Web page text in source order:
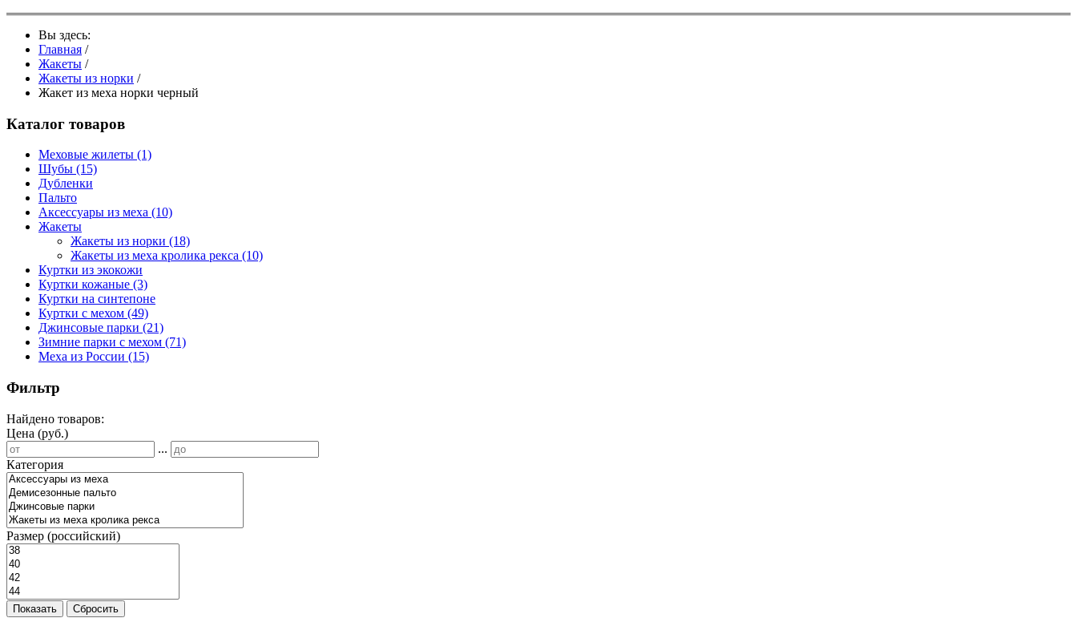
Вы здесь:
Главная /
Жакеты /
Жакеты из норки /
Жакет из меха норки черный
Каталог товаров
Меховые жилеты (1)
Шубы (15)
Дубленки
Пальто
Аксессуары из меха (10)
Жакеты
Жакеты из норки (18)
Жакеты из меха кролика рекса (10)
Куртки из экокожи
Куртки кожаные (3)
Куртки на синтепоне
Куртки с мехом (49)
Джинсовые парки (21)
Зимние парки с мехом (71)
Меха из России (15)
Фильтр
Найдено товаров:
Цена (руб.)
...
Категория
Размер (российский)
Показать Сбросить